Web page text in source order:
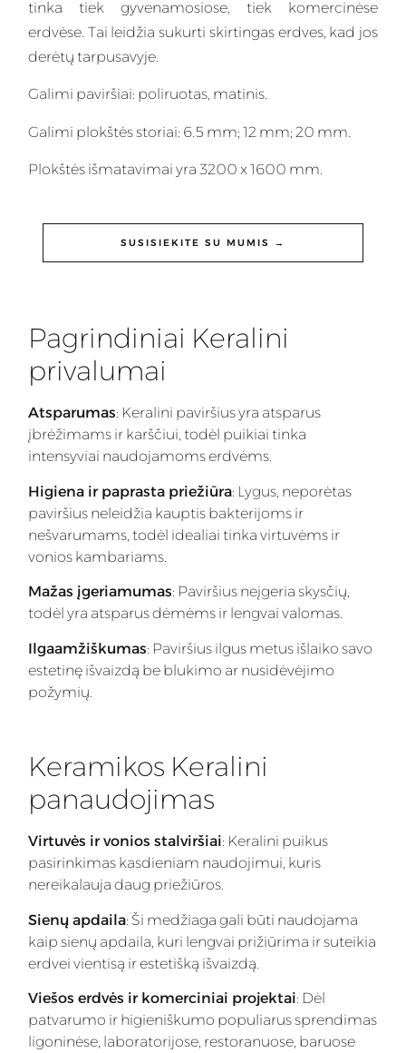
tinka tiek gyvenamosiose, tiek komercinėse
erdvėse. Tai leidžia sukurti skirtingas erdves, kad jos
derėtų tarpusavyje.
Galimi paviršiai: poliruotas, matinis.
Galimi plokštės storiai: 6.5 mm; 12 mm; 20 mm.
Plokštės išmatavimai yra 3200 x 1600 mm.
SUSISIEKITE SU MUMIS →
Pagrindiniai Keralini
privalumai
Atsparumas: Keralini paviršius yra atsparus
įbrėžimams ir karščiui, todėl puikiai tinka
intensyviai naudojamoms erdvėms.
Higiena ir paprasta priežiūra: Lygus, neporėtas
paviršius neleidžia kauptis bakterijoms ir
nešvarumams, todėl idealiai tinka virtuvėms ir
vonios kambariams.
Mažas įgeriamumas: Paviršius neįgeria skysčių,
todėl yra atsparus dėmėms ir lengvai valomas.
Ilgaamžiškumas: Paviršius ilgus metus išlaiko savo
estetinę išvaizdą be blukimo ar nusidėvėjimo
požymių.
Keramikos Keralini
panaudojimas
Virtuvės ir vonios stalviršiai: Keralini puikus
pasirinkimas kasdieniam naudojimui, kuris
nereikalauja daug priežiūros.
Sienų apdaila: Ši medžiaga gali būti naudojama
kaip sienų apdaila, kuri lengvai prižiūrima ir suteikia
erdvei vientisą ir estetišką išvaizdą.
Viešos erdvės ir komerciniai projektai: Dėl
patvarumo ir higieniškumo populiarus sprendimas
ligoninėse, laboratorijose, restoranuose, baruose